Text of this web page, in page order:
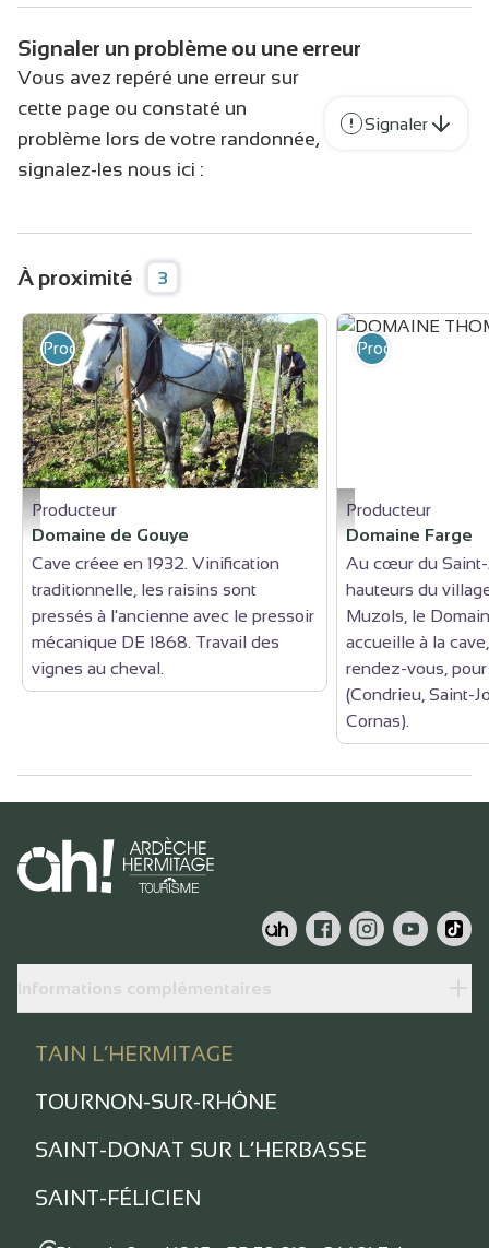
Signaler un problème ou une erreur
Vous avez repéré une erreur sur
cette page ou constaté un
problème lors de votre randonnée,
signalez-les nous ici :
Signaler
À proximité 3
Dans les vignes - cave Desbos
Producteur
Producteur
Domaine de Gouye
Cave créee en 1932. Vinification
traditionnelle, les raisins sont
pressés à l'ancienne avec le pressoir
mécanique DE 1868. Travail des
vignes au cheval.
DOMAINE THOMAS
Producteur
Producteur
Domaine Farge
Au cœur du Saint-
hauteurs du
Muzols, le
accueille à la
rendez-vous,
(Condrieu, Saint-
Cornas).
Informations complémentaires
TAIN L’HERMITAGE
TOURNON-SUR-RHÔNE
SAINT-DONAT SUR L’HERBASSE
SAINT-FÉLICIEN